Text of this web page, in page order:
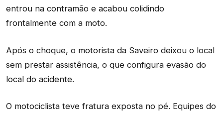
entrou na contramão e acabou colidindo
frontalmente com a moto.
Após o choque, o motorista da Saveiro deixou o local
sem prestar assistência, o que configura evasão do
local do acidente.
O motociclista teve fratura exposta no pé. Equipes do